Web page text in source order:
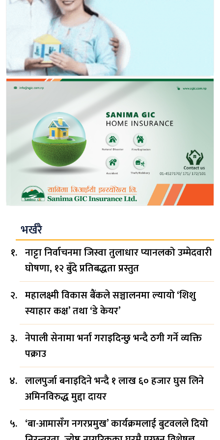
भर्खरै
नाट्टा निर्वाचनमा जिस्वा तुलाधार प्यानलको उम्मेदवारी
घोषणा, १२ बुँदे प्रतिबद्धता प्रस्तुत
महालक्ष्मी विकास बैंकले सञ्चालनमा ल्यायो ‘शिशु
स्याहार कक्ष’ तथा ‘डे केयर’
नेपाली सेनामा भर्ना गराइदिन्छु भन्दै ठगी गर्ने व्यक्ति
पक्राउ
लालपुर्जा बनाइदिने भन्दै १ लाख ६० हजार घुस लिने
अमिनविरुद्ध मुद्दा दायर
‘बा-आमासँग नगरप्रमुख’ कार्यक्रमलाई बुटवलले दियो